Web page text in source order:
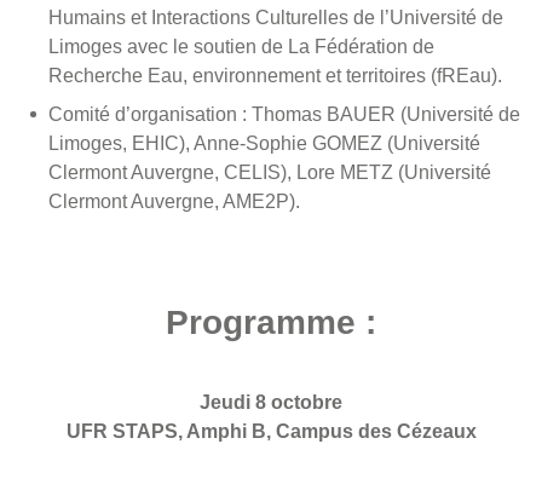
Humains et Interactions Culturelles de l’Université de
Limoges avec le soutien de La Fédération de
Recherche Eau, environnement et territoires (fREau).
Comité d’organisation : Thomas BAUER (Université de
Limoges, EHIC), Anne-Sophie GOMEZ (Université
Clermont Auvergne, CELIS), Lore METZ (Université
Clermont Auvergne, AME2P).
Programme :
Jeudi 8 octobre
UFR STAPS, Amphi B, Campus des Cézeaux